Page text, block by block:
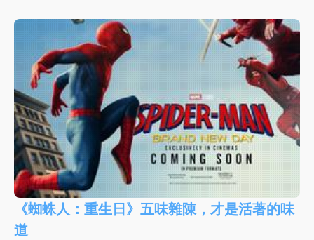
《蜘蛛人：重生日》五味雜陳，才是活著的味
道